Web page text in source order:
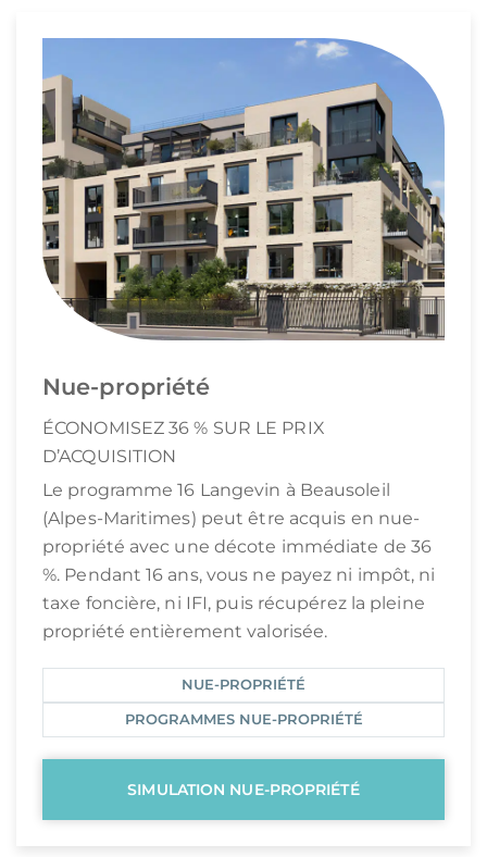
Nue-propriété
ÉCONOMISEZ 36 % SUR LE PRIX
D’ACQUISITION
Le programme 16 Langevin à Beausoleil
(Alpes-Maritimes) peut être acquis en nue-
propriété avec une décote immédiate de 36
%. Pendant 16 ans, vous ne payez ni impôt, ni
taxe foncière, ni IFI, puis récupérez la pleine
propriété entièrement valorisée.
NUE-PROPRIÉTÉ
PROGRAMMES NUE-PROPRIÉTÉ
SIMULATION NUE-PROPRIÉTÉ